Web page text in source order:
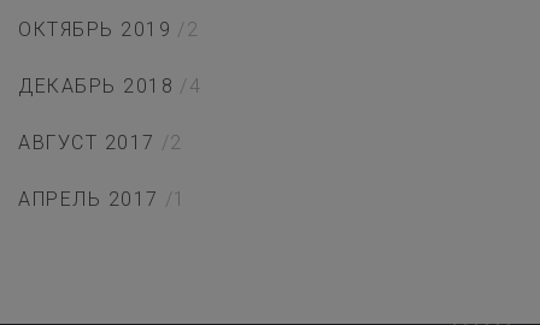
ОКТЯБРЬ 2019 /2
ДЕКАБРЬ 2018 /4
АВГУСТ 2017 /2
АПРЕЛЬ 2017 /1